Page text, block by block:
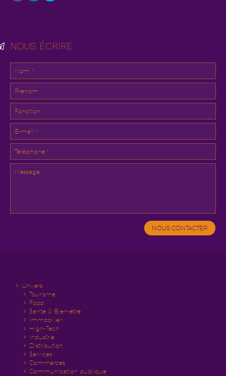
NOUS ÉCRIRE
Univers
Tourisme
Food
Santé & Bien-être
Immobilier
High-Tech
Industrie
Distribution
Services
Commerces
Communication publique